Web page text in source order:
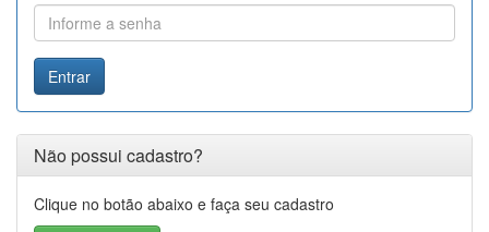
Entrar
Não possui cadastro?
Clique no botão abaixo e faça seu cadastro